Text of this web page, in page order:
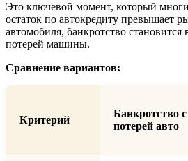
Это ключевой момент, который
остаток по автокредиту превышает
автомобиля, банкротство
потерей машины.
Сравнение вариантов:
Критерий
Банкротство с
потерей авто